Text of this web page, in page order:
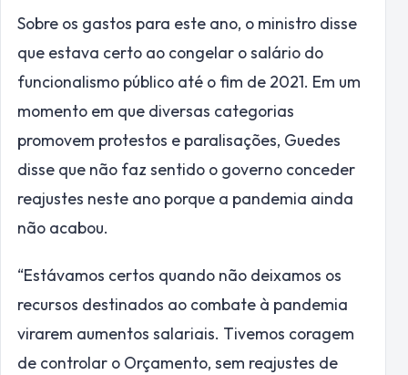
Sobre os gastos para este ano, o ministro disse
que estava certo ao congelar o salário do
funcionalismo público até o fim de 2021. Em um
momento em que diversas categorias
promovem protestos e paralisações, Guedes
disse que não faz sentido o governo conceder
reajustes neste ano porque a pandemia ainda
não acabou.
“Estávamos certos quando não deixamos os
recursos destinados ao combate à pandemia
virarem aumentos salariais. Tivemos coragem
de controlar o Orçamento, sem reajustes de